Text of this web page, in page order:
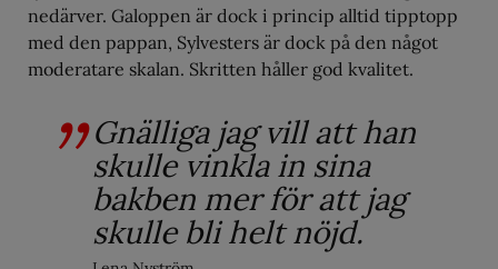
nedärver. Galoppen är dock i princip alltid tipptopp
med den pappan, Sylvesters är dock på den något
moderatare skalan. Skritten håller god kvalitet.
Gnälliga jag vill att han
skulle vinkla in sina
bakben mer för att jag
skulle bli helt nöjd.